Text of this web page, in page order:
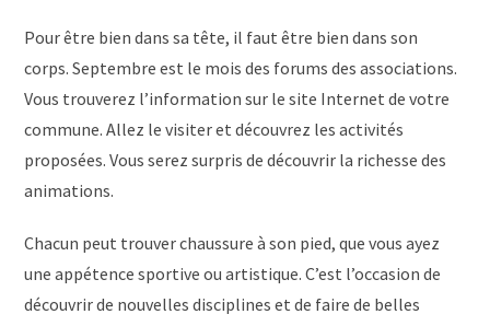
Pour être bien dans sa tête, il faut être bien dans son
corps. Septembre est le mois des forums des associations.
Vous trouverez l’information sur le site Internet de votre
commune. Allez le visiter et découvrez les activités
proposées. Vous serez surpris de découvrir la richesse des
animations.
Chacun peut trouver chaussure à son pied, que vous ayez
une appétence sportive ou artistique. C’est l’occasion de
découvrir de nouvelles disciplines et de faire de belles